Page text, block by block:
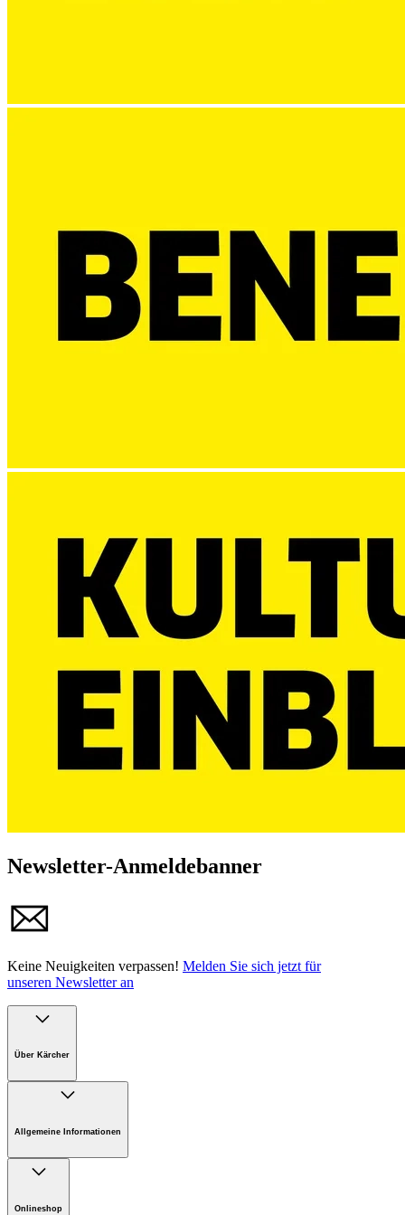
Newsletter-Anmeldebanner
Keine Neuigkeiten verpassen! Melden Sie sich jetzt für
unseren Newsletter an
Über Kärcher
Unternehmen
Nachhaltigkeit
Allgemeine Informationen
Onlineshop